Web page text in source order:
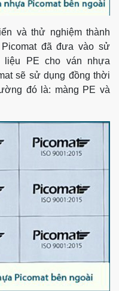
và thử nghiệm thành
đã đưa vào sử
liệu PE cho ván nhựa
sẽ sử dụng đồng thời
đó là: màng PE và